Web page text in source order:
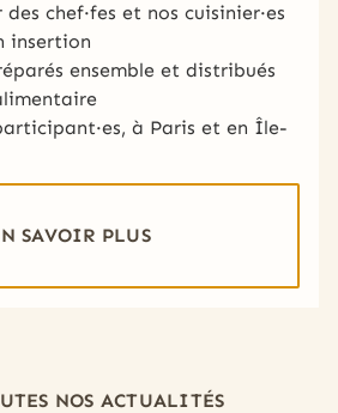
des chef·fes et nos cuisinier·es
insertion
ensemble et distribués
à Paris et en Île-
SAVOIR PLUS
NOS ACTUALITÉS